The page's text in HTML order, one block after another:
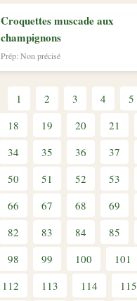
Croquettes muscade aux
champignons
Prép: Non précisé
1 2 3 4 5
18
19 20 21
34
35 36 37
50
51 52 53
66
67 68 69
82
83 84 85
98
99 100 101
112
113 114 115